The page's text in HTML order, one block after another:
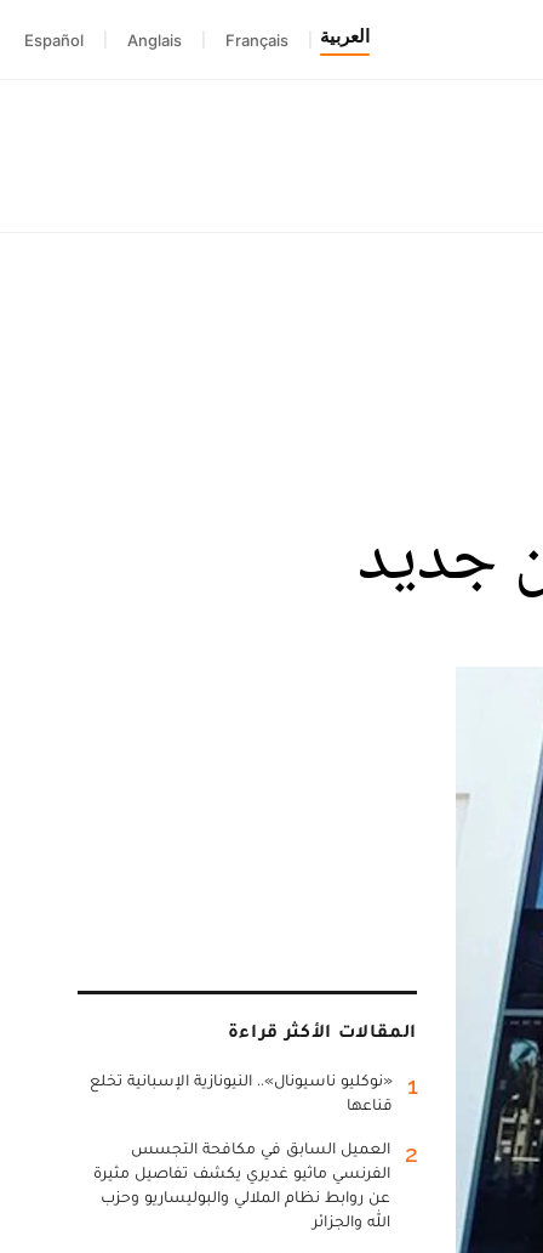
العربية Français
Anglais
Español
جديد
المقالات الأكثر قراءة
1
«نوكليو ناسيونال».. النيونازية الإسبانية تخلع
قناعها
2
العميل السابق في مكافحة التجسس
الفرنسي ماثيو غديري يكشف تفاصيل مثيرة
عن روابط نظام الملالي والبوليساريو وحزب
الله والجزائر